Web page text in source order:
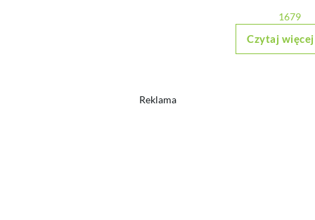
1679
Czytaj więcej
Reklama